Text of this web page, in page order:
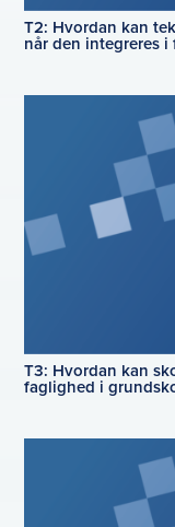
T2: Hvordan kan
når den integreres
T3: Hvordan kan
faglighed i